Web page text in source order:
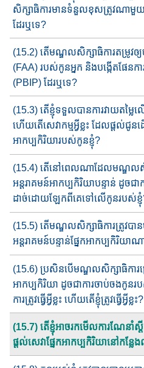
សិក្សា​​ធិការ​មានទំនួលខុសត្រូវ​ណាមួយ​
ដែរឬទេ?
(15.2) តើមណ្ឌលសិក្សាធិការ​តម្រូវ​ឲ្យ​ចុ
(FAA) របស់កូនអ្នក​ និង​បង្កើត​ផែនកា
(PBIP) ដែរឬទេ​?
(15.3) តើ​ខ្ញុំ​ទទួលបានការវាយតម្លៃ​
ហើយ​​តើសេវាកម្មអ្វីខ្លះ​ ដែលផ្តល់ជូន​ដ
អាកប្បកិរិយា​​របស់កូនខ្ញុំ?
(15.4) តើនៅពេលណាដែលមណ្ឌលសិក្
អន្តរាគមន៍​អាកប្ប​កិរិយាបន្ទាន់ ដូចជា
ដាច់​ដោយ​ឡែកពីគេទៅលើកូន​របស់ខ្
(15.5) តើ​មណ្ឌលសិក្សាធិការ​ត្រូវបា
អន្តរាគមន៍​​បន្ទាន់ផ្នែក​អាកប្បកិរិយា​
(15.6) ប្រសិនបើមណ្ឌលសិក្សាធិការ​ប្រ
អាកប្បកិរិយា ​​ដូចជា​ការចាប់ចងកូន
ការត្រូវ​ធ្វើអ្វីខ្លះ ហើយតើខ្ញុំ​ត្រូវធ្វើអ្វីខ្លះ​?
(15.7) តើខ្ញុំ​អាច​រកមើលការណែនាំ​ស្
ផ្តល់​សេវាផ្នែក​អាកប្បកិរិយា​នៅកន្ល